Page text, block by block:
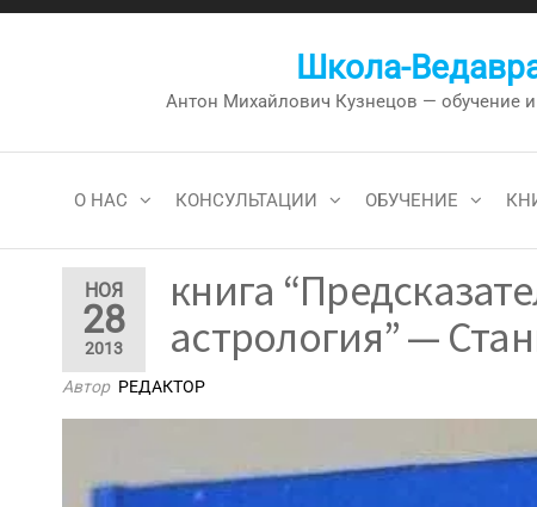
Перейти
Школа-
Антон Михайлович Кузнецов — обучение
О НАС КОНСУЛЬТАЦИИ ОБУЧЕНИЕ
НОЯ
28
2013
книга
астрология” —
Автор РЕДАКТОР